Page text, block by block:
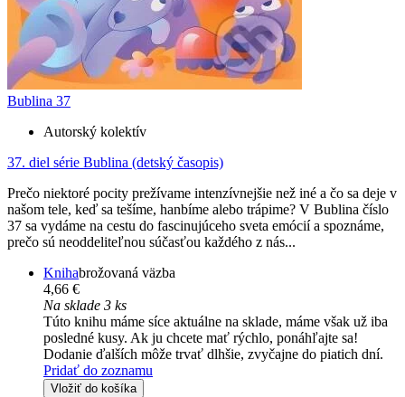
Bublina 37
Autorský kolektív
37. diel série Bublina (detský časopis)
Prečo niektoré pocity prežívame intenzívnejšie než iné a čo sa deje v
našom tele, keď sa tešíme, hanbíme alebo trápime? V Bublina číslo
37 sa vydáme na cestu do fascinujúceho sveta emócií a spoznáme,
prečo sú neoddeliteľnou súčasťou každého z nás...
Knihabrožovaná väzba
4,66 €
Na sklade 3 ks
Túto knihu máme síce aktuálne na sklade, máme však už iba
posledné kusy. Ak ju chcete mať rýchlo, ponáhľajte sa!
Dodanie ďalších môže trvať dlhšie, zvyčajne do piatich dní.
Pridať do zoznamu
Vložiť do košíka